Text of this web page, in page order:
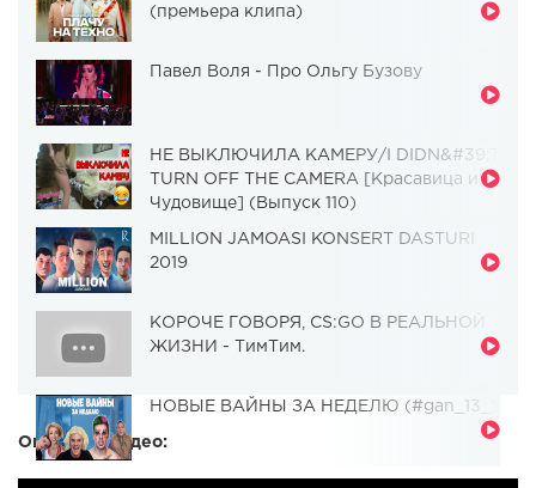
(премьера клипа)
Павел Воля - Про Ольгу Бузову
НЕ ВЫКЛЮЧИЛА КАМЕРУ/I DIDN&#39;T
TURN OFF THE CAMERA [Красавица и
Чудовище] (Выпуск 110)
MILLION JAMOASI KONSERT DASTURI
2019
КОРОЧЕ ГОВОРЯ, CS:GO В РЕАЛЬНОЙ
ЖИЗНИ - ТимТим.
НОВЫЕ ВАЙНЫ ЗА НЕДЕЛЮ (#gan_13_)
Описание видео: